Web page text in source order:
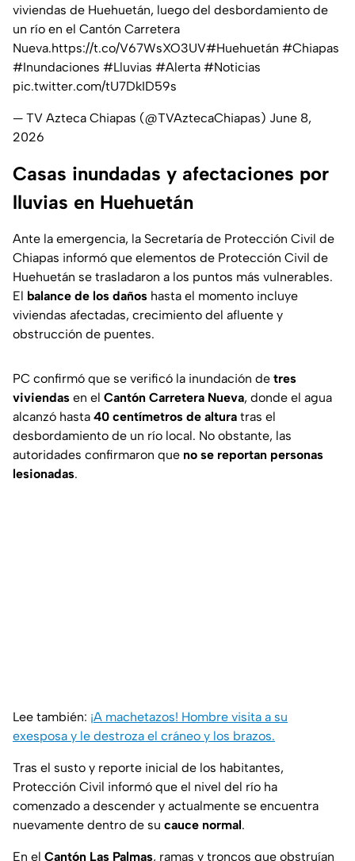
viviendas de Huehuetán, luego del desbordamiento de
un río en el Cantón Carretera
Nueva.https://t.co/V67WsXO3UV#Huehuetán #Chiapas
#Inundaciones #Lluvias #Alerta #Noticias
pic.twitter.com/tU7DkID59s
— TV Azteca Chiapas (@TVAztecaChiapas) June 8,
2026
Casas inundadas y afectaciones por
lluvias en Huehuetán
Ante la emergencia, la Secretaría de Protección Civil de
Chiapas informó que elementos de Protección Civil de
Huehuetán se trasladaron a los puntos más vulnerables.
El balance de los daños hasta el momento incluye
viviendas afectadas, crecimiento del afluente y
obstrucción de puentes.
PC confirmó que se verificó la inundación de tres
viviendas en el Cantón Carretera Nueva, donde el agua
alcanzó hasta 40 centímetros de altura tras el
desbordamiento de un río local. No obstante, las
autoridades confirmaron que no se reportan personas
lesionadas.
Lee también: ¡A machetazos! Hombre visita a su
exesposa y le destroza el cráneo y los brazos.
Tras el susto y reporte inicial de los habitantes,
Protección Civil informó que el nivel del río ha
comenzado a descender y actualmente se encuentra
nuevamente dentro de su cauce normal.
En el Cantón Las Palmas, ramas y troncos que obstruían